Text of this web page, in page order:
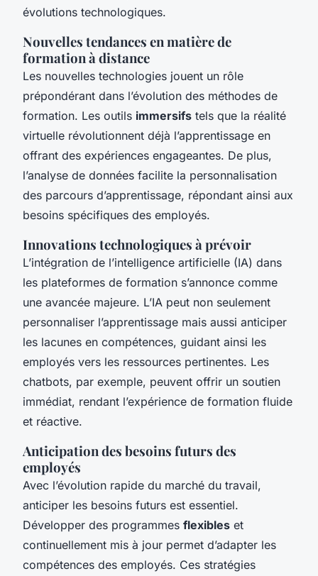
évolutions technologiques.
Nouvelles tendances en matière de
formation à distance
Les nouvelles technologies jouent un rôle
prépondérant dans l’évolution des méthodes de
formation. Les outils immersifs tels que la réalité
virtuelle révolutionnent déjà l’apprentissage en
offrant des expériences engageantes. De plus,
l’analyse de données facilite la personnalisation
des parcours d’apprentissage, répondant ainsi aux
besoins spécifiques des employés.
Innovations technologiques à prévoir
L’intégration de l’intelligence artificielle (IA) dans
les plateformes de formation s’annonce comme
une avancée majeure. L’IA peut non seulement
personnaliser l’apprentissage mais aussi anticiper
les lacunes en compétences, guidant ainsi les
employés vers les ressources pertinentes. Les
chatbots, par exemple, peuvent offrir un soutien
immédiat, rendant l’expérience de formation fluide
et réactive.
Anticipation des besoins futurs des
employés
Avec l’évolution rapide du marché du travail,
anticiper les besoins futurs est essentiel.
Développer des programmes flexibles et
continuellement mis à jour permet d’adapter les
compétences des employés. Ces stratégies